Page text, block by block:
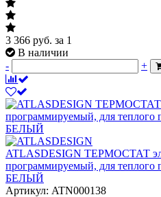
3 366 руб. за 1
В наличии
-
+
ATLASDESIGN ТЕРМОСТАТ
программируемый, для теплого
БЕЛЫЙ
Артикул: ATN000138